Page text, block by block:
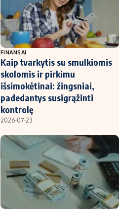
FINANSAI
Kaip tvarkytis su smulkiomis
skolomis ir pirkimu
išsimokėtinai: žingsniai,
padedantys susigrąžinti
kontrolę
2026-07-23